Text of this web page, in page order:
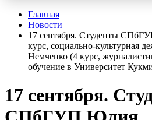
Главная
Новости
17 сентября. Студенты
курс, социально-культурная
Немченко (4 курс,
обучение в Университет
17 сентября.